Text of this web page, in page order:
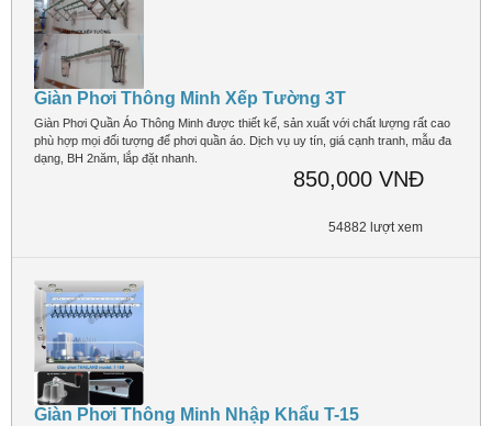
Giàn Phơi Thông Minh Xếp Tường 3T
Giàn Phơi Quần Áo Thông Minh được thiết kế, sản xuất với chất lượng rất cao
phù hợp mọi đối tượng để phơi quần áo. Dịch vụ uy tín, giá cạnh tranh, mẫu đa
dạng, BH 2năm, lắp đặt nhanh.
850,000 VNĐ
54882 lượt xem
Giàn Phơi Thông Minh Nhập Khẩu T-15